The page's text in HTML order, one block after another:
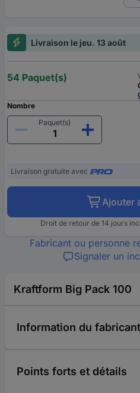
Livraison le jeu. 13 août
54 Paquet(s)
Nombre
Paquet(s)
Livraison gratuite avec
Ajouter
Droit de retour de 14 jours
Fabricant ou personne
Signaler un
Kraftform Big Pack 100
Information du fabricant
Points forts et détails